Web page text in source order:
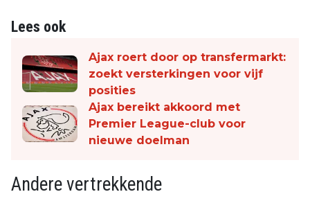
Lees ook
Ajax roert door op transfermarkt:
zoekt versterkingen voor vijf
posities
Ajax bereikt akkoord met
Premier League-club voor
nieuwe doelman
Andere vertrekkende